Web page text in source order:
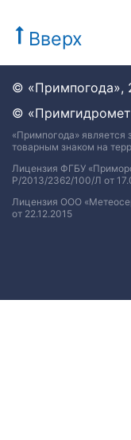
Вверх
© «Примпогода»,
©
«Примпогода» является
товарным знаком на
Лицензия ФГБУ
Р/2013/2362/100/Л от
Лицензия ООО
от 22.12.2015